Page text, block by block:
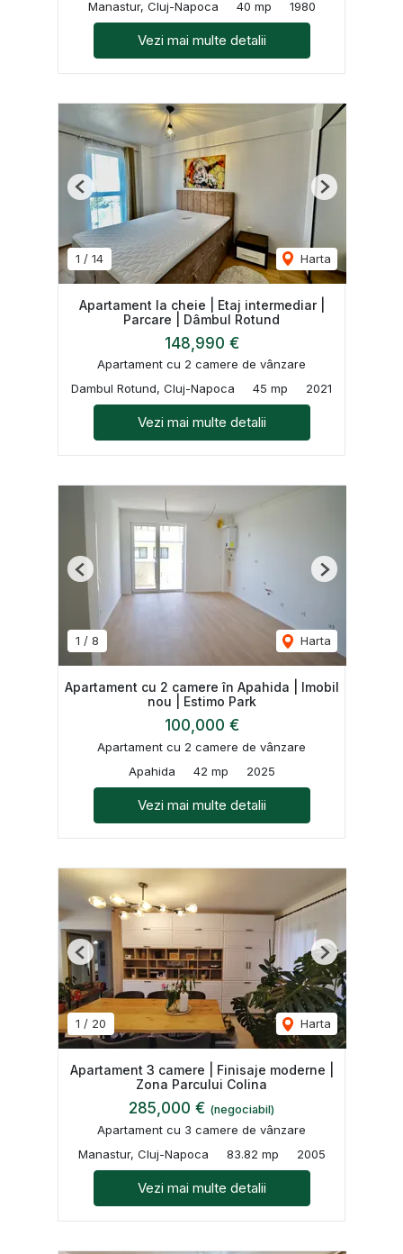
Manastur, Cluj-Napoca 40 mp 1980
Vezi mai multe detalii
1 / 14 Harta
Previous Next
Apartament la cheie | Etaj intermediar |
Parcare | Dâmbul Rotund
148,990 €
Apartament cu 2 camere de vânzare
Dambul Rotund, Cluj-Napoca
45 mp 2021
Vezi mai multe detalii
1 / 8 Harta
Previous Next
Apartament cu 2 camere în Apahida | Imobil
nou | Estimo Park
100,000 €
Apartament cu 2 camere de vânzare
Apahida
42 mp 2025
Vezi mai multe detalii
1 / 20 Harta
Previous Next
Apartament 3 camere | Finisaje moderne |
Zona Parcului Colina
285,000 € (negociabil)
Apartament cu 3 camere de vânzare
Manastur, Cluj-Napoca
83.82 mp 2005
Vezi mai multe detalii